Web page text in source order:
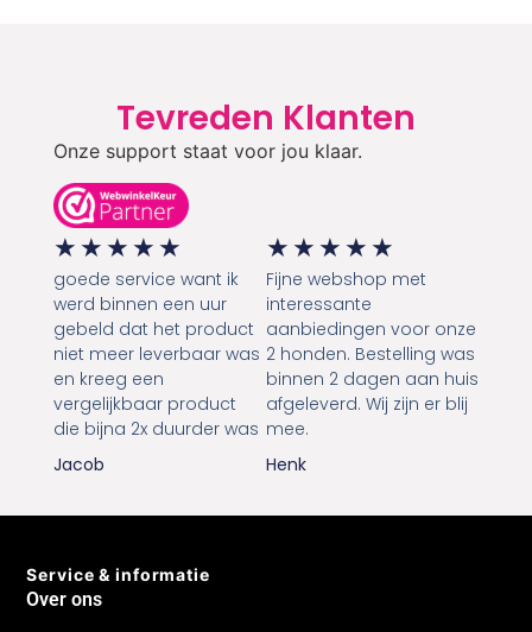
Tevreden Klanten
Onze support staat voor jou klaar.
★ ★ ★ ★ ★
goede service want ik
werd binnen een uur
gebeld dat het product
niet meer leverbaar was
en kreeg een
vergelijkbaar product
die bijna 2x duurder was
Jacob
★ ★ ★ ★ ★
Fijne webshop met
interessante
aanbiedingen voor onze
2 honden. Bestelling was
binnen 2 dagen aan huis
afgeleverd. Wij zijn er blij
mee.
Henk
Service & informatie
Over ons